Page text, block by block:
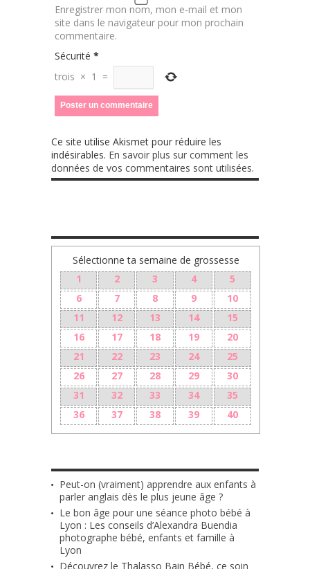
Enregistrer mon nom, mon e-mail et mon
site dans le navigateur pour mon prochain
commentaire.
Sécurité *
trois × 1 =
Ce site utilise Akismet pour réduire les
indésirables. En savoir plus sur comment les
données de vos commentaires sont utilisées.
Sélectionne ta semaine de grossesse
1
2 3 4
5
6
7 8 9
10
11
12 13 14
15
16
17 18 19
20
21
22 23 24
25
26
27 28 29
30
31
32 33 34
35
36
37 38 39 40
Peut-on (vraiment) apprendre aux enfants à
parler anglais dès le plus jeune âge ?
Le bon âge pour une séance photo bébé à
Lyon : Les conseils d’Alexandra Buendia
photographe bébé, enfants et famille à
Lyon
Découvrez le Thalasso Bain Bébé, ce soin